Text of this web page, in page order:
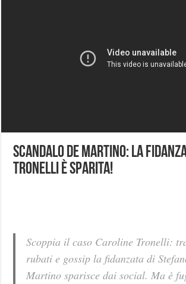
Scandalo De Martino: la
Tronelli è sparita!
Scoppia il caso Caroline Tronelli:
rubati e gossip la fidanzata di
Martino sparisce dai social. Ma è